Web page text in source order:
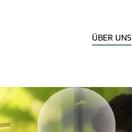
ÜBER UNS